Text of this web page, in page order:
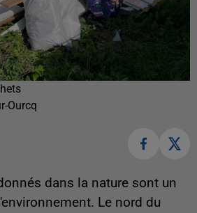
Ourcq
dans la nature sont un
Le nord du